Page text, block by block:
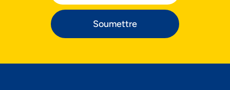
Soumettre